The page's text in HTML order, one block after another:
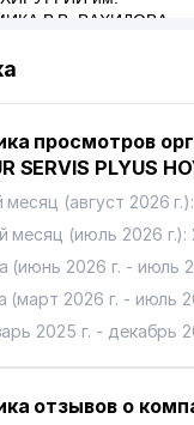
В.В. ВАХИДОВА
ЧИЛАНЗАРСКОГО
MUNIRA FAYZ
ООО
ООО
АССОЦИАЦИЯ
просмотров
SERVIS PLYUS
(август 2026
месяц (июль 2026 г.):
(июнь 2026 г. - июль
(март 2026 г. - июль
2025 г. - декабрь
отзывов о